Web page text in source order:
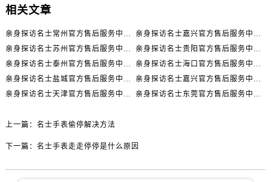
辽宁省阜新市海州区解放大街名士售后服务中心（需提前预约）
辽宁省辽阳市白塔区新运大街名士售后服务中心（需提前预约）
相关文章
亲身探访名士常州官方售后服务中心｜全新官方服务电话与地址（2026年7月最新）
亲身探访名士嘉兴官方售后服务中心｜全新地址和售后电话（2026年7月最新）
亲身探访名士苏州官方售后服务中心｜服务热线与门店详细地址（2026年7月最新）
亲身探访名士贵阳官方售后服务中心｜网点地址与电话（2026年7月最新）
亲身探访名士泰州官方售后服务中心｜最新网点地址及热线（2026年7月最新）
亲身探访名士海口官方售后服务中心｜全部地址与售后电话（2026年7月最新）
亲身探访名士盐城官方售后服务中心｜完整地址与联系电话（2026年7月最新）
亲身探访名士嘉兴官方售后服务中心｜全新维修门店地址及电话（2026年7月最新）
亲身探访名士天津官方售后服务中心｜网点地址及售后热线（2026年7月最新）
亲身探访名士东莞官方售后服务中心｜最新电话和维修地址（2026年7月最新）
上一篇： 名士手表偷停解决方法
下一篇： 名士手表走走停停是什么原因